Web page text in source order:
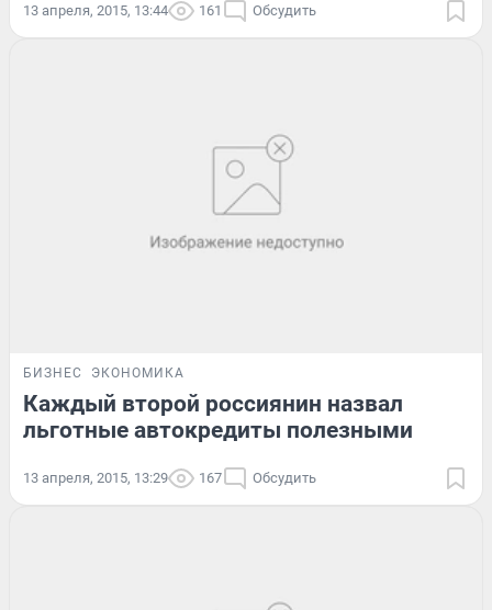
13 апреля, 2015, 13:44 161 Обсудить
БИЗНЕС ЭКОНОМИКА
Каждый второй россиянин назвал
льготные автокредиты полезными
13 апреля, 2015, 13:29 167 Обсудить